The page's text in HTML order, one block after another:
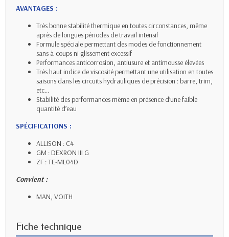
AVANTAGES :
Très bonne stabilité thermique en toutes circonstances, même
après de longues périodes de travail intensif
Formule spéciale permettant des modes de fonctionnement
sans à-coups ni glissement excessif
Performances anticorrosion, antiusure et antimousse élevées
Très haut indice de viscosité permettant une utilisation en toutes
saisons dans les circuits hydrauliques de précision : barre, trim,
etc...
Stabilité des performances même en présence d’une faible
quantité d’eau
SPÉCIFICATIONS :
ALLISON : C4
GM : DEXRON III G
ZF : TE-ML04D
Convient :
MAN, VOITH
Fiche technique